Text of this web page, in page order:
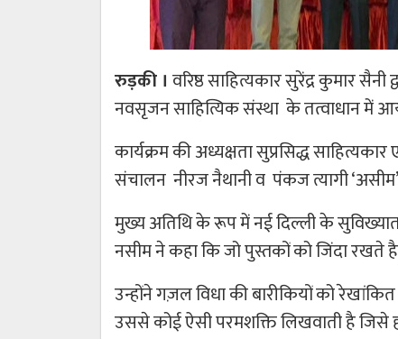
रुड़की । वरिष्ठ साहित्यकार सुरेंद्र कुमार
नवसृजन साहित्यिक संस्था के तत्वाधान में
कार्यक्रम की अध्यक्षता सुप्रसिद्ध
संचालन नीरज नैथानी व पंकज त्यागी
मुख्य अतिथि के रूप में नई दिल्ली के
नसीम ने कहा कि जो पुस्तकों को जिंदा रखते
उन्होंने गज़ल विधा की बारीकियों को
उससे कोई ऐसी परमशक्ति लिखवाती है जिसे